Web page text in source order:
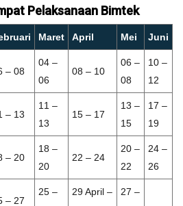
Pelaksanaan Bimtek
Maret April Mei Juni
– 08
04 –
06
08 – 10
06 –
08
10 –
12
– 13
11 –
13
15 – 17
13 –
15
17 –
19
– 20
18 –
20
22 – 24
20 –
22
24 –
26
– 27
25 –
29 April –
27 –